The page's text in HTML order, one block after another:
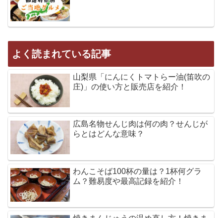
よく読まれている記事
山梨県「にんにくトマトらー油(笛吹の
庄)」の使い方と販売店を紹介！
広島名物せんじ肉は何の肉？せんじが
らとはどんな意味？
わんこそば100杯の量は？1杯何グラ
ム？難易度や最高記録を紹介！